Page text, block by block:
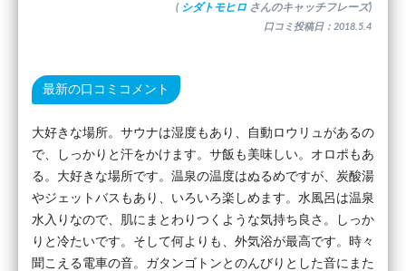
( シダトモヒロ さんのキャッチフレーズ)
口コミ投稿日：2018.5.4
最新の口コミコメント
大好きな場所。サウナは湿度もあり、自動ロウリュがあるの
で、しっかりと汗をかけます。サ飯も美味しい。オロポもあ
る。大好きな場所です。温泉の温度はぬるめですが、炭酸湯
やジェットバスもあり、いろいろ楽しめます。水風呂は温泉
水入りなので、肌にまとわりつくような気持ち良さ。しっか
りと冷たいです。そして何よりも、外気浴が最高です。時々
聞こえる電車の音。ガタンゴトンとのんびりとした音にまた